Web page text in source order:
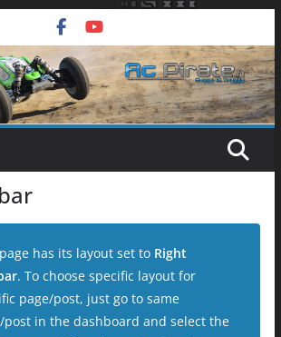
has its layout set to Right
. To choose specific layout for
page/post, just go to same
post in the dashboard and select the